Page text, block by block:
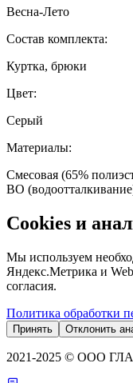
Весна-Лето
Состав комплекта:
Куртка, брюки
Цвет:
Серый
Материалы:
Смесовая (65%
ВО
Cookies и
Мы используем
Яндекс.Метрика и
согласия.
Политика обработки
Принять Отклонить
2021-2025 © ООО